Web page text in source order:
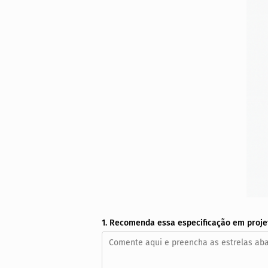
1. Recomenda essa especificação em